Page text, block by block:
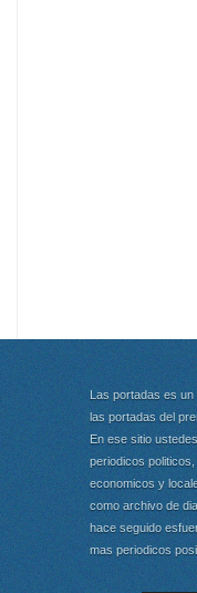
Las portadas es
las portadas del
En ese sitio
periodicos politicos,
economicos y
como archivo de
hace seguido
mas periodicos